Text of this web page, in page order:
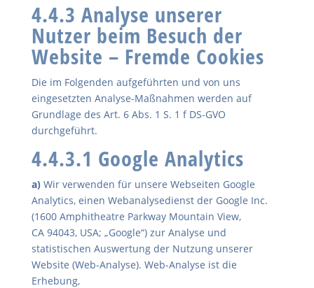
4.4.3 Analyse unserer
Nutzer beim Besuch der
Website – Fremde Cookies
Die im Folgenden aufgeführten und von uns
eingesetzten Analyse-Maßnahmen werden auf
Grundlage des Art. 6 Abs. 1 S. 1 f DS-GVO
durchgeführt.
4.4.3.1 Google Analytics
a)Wir verwenden für unsere Webseiten Google
Analytics, einen Webanalysedienst der Google Inc.
(1600 Amphitheatre Parkway Mountain View,
CA 94043, USA; „Google“) zur Analyse und
statistischen Auswertung der Nutzung unserer
Website (Web-Analyse). Web-Analyse ist die
Erhebung,